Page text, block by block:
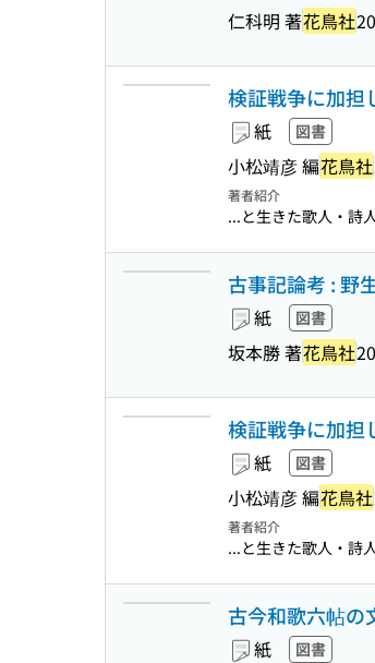
仁科明 著花鳥社
検証戦争に加担
紙 図書
小松靖彦 編花鳥社
著者紹介
...と生きた歌人・詩
古事記論考 : 野
紙 図書
坂本勝 著花鳥社
検証戦争に加担
紙 図書
小松靖彦 編花鳥社
著者紹介
...と生きた歌人・詩
古今和歌六帖の
紙 図書